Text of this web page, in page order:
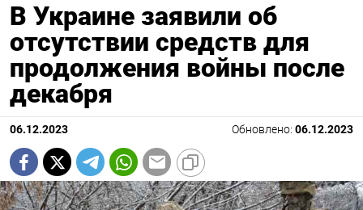
В Украине заявили об
отсутствии средств для
продолжения войны после
декабря
06.12.2023 Обновлено: 06.12.2023